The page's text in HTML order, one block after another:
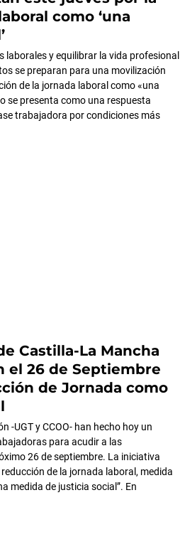
como ‘una
laborales y equilibrar la vida profesional
se preparan para una movilización
de la jornada laboral como «una
se presenta como una respuesta
trabajadora por condiciones más
Castilla-La Mancha
el 26 de Septiembre
de Jornada como
-UGT y CCOO- han hecho hoy un
para acudir a las
26 de septiembre. La iniciativa
de la jornada laboral, medida
medida de justicia social”. En